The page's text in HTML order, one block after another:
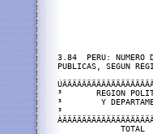
3.84  PERU: NUMERO
PUBLICAS, SEGUN
³       REGION
³        Y
³
TOTAL